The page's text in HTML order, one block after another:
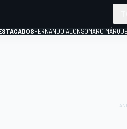
FERNANDO ALONSOMARC